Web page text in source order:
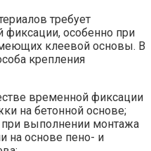
требует
фиксации, особенно при
клеевой основы. В
крепления
временной фиксации
на бетонной основе;
при выполнении монтажа
на основе пено- и